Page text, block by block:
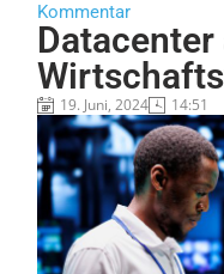
Kommentar
19. Juni, 2024 14:51